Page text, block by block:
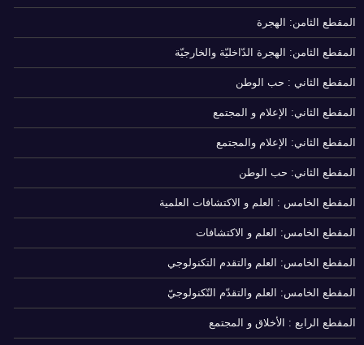
المقطع الثامن: الهجرة
المقطع الثامن: الهجرة الدّاخليّة والخارجيّة
المقطع الثاني : حب الوطن
المقطع الثاني: الإعلام و المجتمع
المقطع الثاني: الإعلام والمجتمع
المقطع الثاني: حب الوطن
المقطع الخامس : العلم و الاكتشافات العلمية
المقطع الخامس: العلم و الاكتشافات
المقطع الخامس: العلم والتقدم التكنولوجي
المقطع الخامس: العلم والتقدّم التّكنولوجيّ
المقطع الرابع : الأخلاق و المجتمع